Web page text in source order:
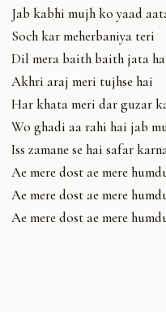
Jab kabhi mujh ko yaad
Soch kar meherbaniya teri
Dil mera baith baith jata
Akhri araj meri tujhse hai
Har khata meri dar guzar
Wo ghadi aa rahi hai jab
Iss zamane se hai safar
Ae mere dost ae mere
Ae mere dost ae mere
Ae mere dost ae mere